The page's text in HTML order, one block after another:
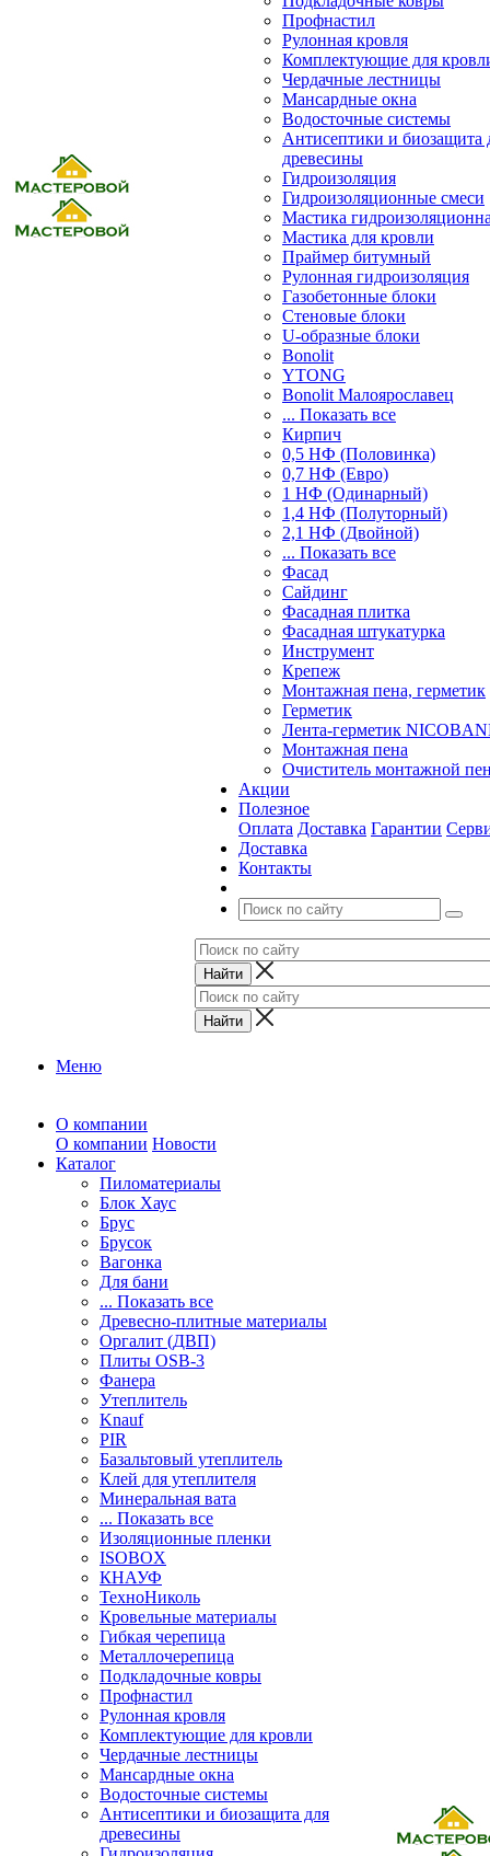
Профнастил
Рулонная кровля
Комплектующие для
Чердачные лестницы
Мансардные окна
Водосточные системы
Антисептики и биозащита
древесины
Гидроизоляция
Гидроизоляционные смеси
Мастика
Мастика для кровли
Праймер битумный
Рулонная гидроизоляция
Газобетонные блоки
Стеновые блоки
U-образные блоки
Bonolit
YTONG
Bonolit Малоярославец
... Показать все
Кирпич
0,5 НФ (Половинка)
0,7 НФ (Евро)
1 НФ (Одинарный)
1,4 НФ (Полуторный)
2,1 НФ (Двойной)
... Показать все
Фасад
Сайдинг
Фасадная плитка
Фасадная штукатурка
Инструмент
Крепеж
Монтажная пена, герметик
Герметик
Лента-герметик
Монтажная пена
Очиститель монтажной
Акции
Полезное
Оплата Доставка Гарантии
Доставка
Контакты
Меню
О компании
О компании Новости
Каталог
Пиломатериалы
Блок Хаус
Брус
Брусок
Вагонка
Для бани
... Показать все
Древесно-плитные материалы
Оргалит (ДВП)
Плиты OSB-3
Фанера
Утеплитель
Knauf
PIR
Базальтовый утеплитель
Клей для утеплителя
Минеральная вата
... Показать все
Изоляционные пленки
ISOBOX
КНАУФ
ТехноНиколь
Кровельные материалы
Гибкая черепица
Металлочерепица
Подкладочные ковры
Профнастил
Рулонная кровля
Комплектующие для кровли
Чердачные лестницы
Мансардные окна
Водосточные системы
Антисептики и биозащита для
древесины